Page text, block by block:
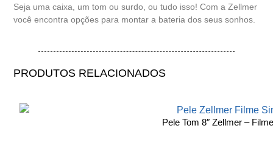
Seja uma caixa, um tom ou surdo, ou tudo isso! Com a Zellmer
você encontra opções para montar a bateria dos seus sonhos.
PRODUTOS RELACIONADOS
Pele Tom 8″ Zellmer –